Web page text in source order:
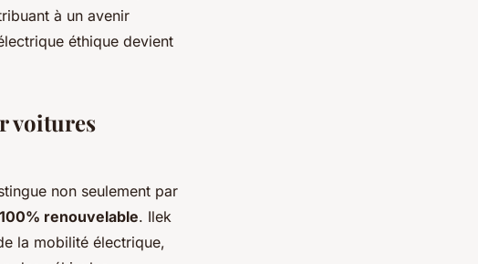
à un avenir
éthique devient
voitures
non seulement par
renouvelable. Ilek
la mobilité électrique,